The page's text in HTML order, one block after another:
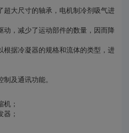
超大尺寸的轴承，电机制冷剂吸气进
动，减少了运动部件的数量，因而降
根据冷凝器的规格和流体的类型，进
及通讯功能。
机；
器；